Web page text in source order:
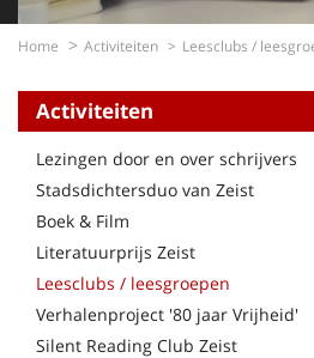
Home Activiteiten Leesclubs /
Activiteiten
Lezingen door en over schrijvers
Stadsdichtersduo van Zeist
Boek & Film
Literatuurprijs Zeist
Leesclubs / leesgroepen
Verhalenproject '80 jaar Vrijheid'
Silent Reading Club Zeist